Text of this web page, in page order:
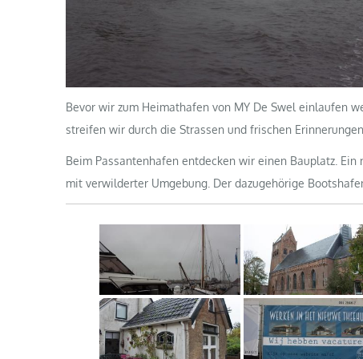
Bevor wir zum Heimathafen von MY De Swel einlaufen
streifen wir durch die Strassen und frischen
Beim Passantenhafen entdecken wir einen Bauplatz.
mit verwilderter Umgebung. Der dazugehörige